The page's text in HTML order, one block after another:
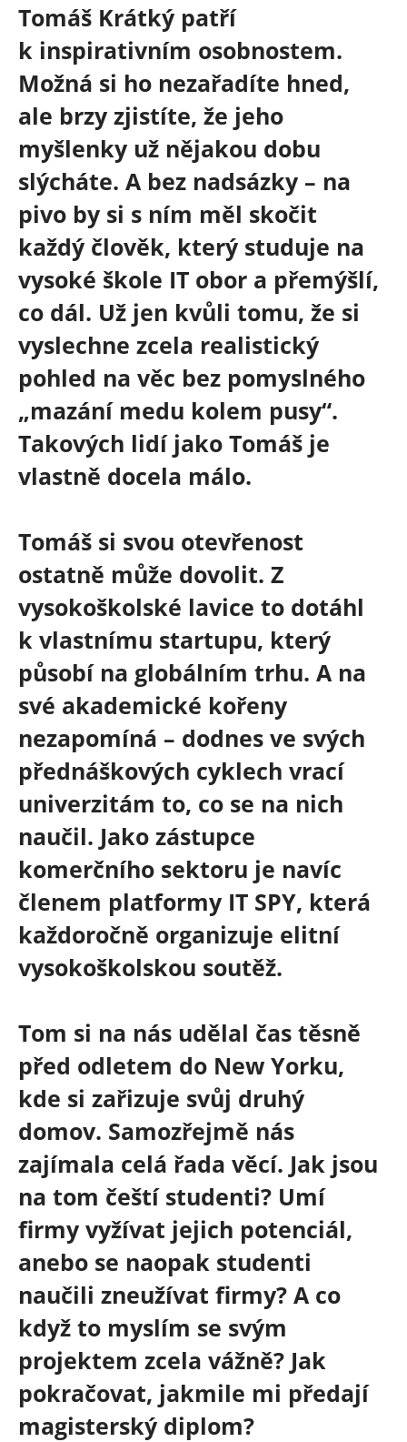
Tomáš Krátký patří
k inspirativním osobnostem.
Možná si ho nezařadíte hned,
ale brzy zjistíte, že jeho
myšlenky už nějakou dobu
slýcháte. A bez nadsázky – na
pivo by si s ním měl skočit
každý člověk, který studuje na
vysoké škole IT obor a přemýšlí,
co dál. Už jen kvůli tomu, že si
vyslechne zcela realistický
pohled na věc bez pomyslného
„mazání medu kolem pusy“.
Takových lidí jako Tomáš je
vlastně docela málo.
Tomáš si svou otevřenost
ostatně může dovolit. Z
vysokoškolské lavice to dotáhl
k vlastnímu startupu, který
působí na globálním trhu. A na
své akademické kořeny
nezapomíná – dodnes ve svých
přednáškových cyklech vrací
univerzitám to, co se na nich
naučil. Jako zástupce
komerčního sektoru je navíc
členem platformy IT SPY, která
každoročně organizuje elitní
vysokoškolskou soutěž.
Tom si na nás udělal čas těsně
před odletem do New Yorku,
kde si zařizuje svůj druhý
domov. Samozřejmě nás
zajímala celá řada věcí. Jak jsou
na tom čeští studenti? Umí
firmy vyžívat jejich potenciál,
anebo se naopak studenti
naučili zneužívat firmy? A co
když to myslím se svým
projektem zcela vážně? Jak
pokračovat, jakmile mi předají
magisterský diplom?